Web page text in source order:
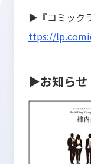
▶『コミック
ttps://
▶お知らせ